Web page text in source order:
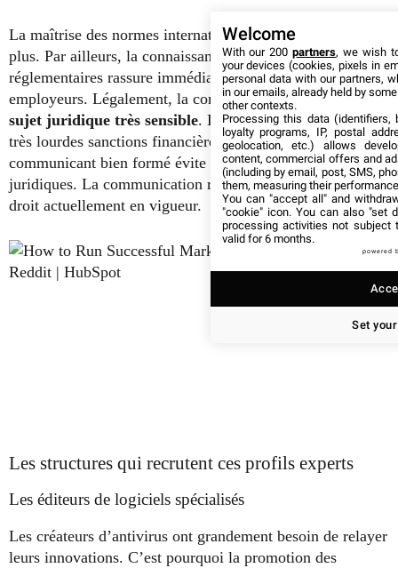
La maîtrise des normes internationales est un très grand
plus. Par ailleurs, la connaissance des cadres
réglementaires rassure immédiatement les futurs
employeurs. Légalement, la conformité des données est un
sujet juridique très sensible. Les entreprises risquent de
très lourdes sanctions financières en cas d’erreur. Ainsi, un
communicant bien formé évite les dangereuses erreurs
juridiques. La communication respecte scrupuleusement le
droit actuellement en vigueur.
Les structures qui recrutent ces profils experts
Les éditeurs de logiciels spécialisés
Les créateurs d’antivirus ont grandement besoin de relayer
leurs innovations. C’est pourquoi la promotion des
Welcome
With our 200partners, we wish
your devices (cookies, pixels in
personal data with our partners,
in our emails, already held by
other contexts.
Processing this data (identifiers,
loyalty programs, IP, postal
geolocation, etc.) allows
content, commercial offers and
(including by email, post, SMS,
them, measuring their
You can "accept all" and
"cookie" icon. You can also "set
processing activities not subject
valid for 6 months.
powered
Set